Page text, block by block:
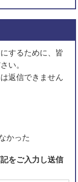
するために、皆
い。
返信できません
かった
をご入力し送信